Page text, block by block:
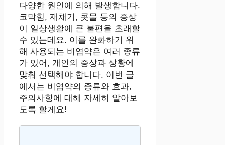
다양한 원인에 의해 발생합니다.
코막힘, 재채기, 콧물 등의 증상
이 일상생활에 큰 불편을 초래할
수 있는데요. 이를 완화하기 위
해 사용되는 비염약은 여러 종류
가 있어, 개인의 증상과 상황에
맞춰 선택해야 합니다. 이번 글
에서는 비염약의 종류와 효과,
주의사항에 대해 자세히 알아보
도록 할게요!